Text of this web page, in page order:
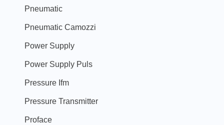
Pneumatic
Pneumatic Camozzi
Power Supply
Power Supply Puls
Pressure Ifm
Pressure Transmitter
Proface